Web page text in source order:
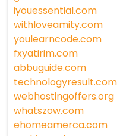
iyouessential.com
withloveamity.com
youlearncode.com
fxyatirim.com
abbuguide.com
technologyresult.com
webhostingoffers.org
whatszow.com
ehomeamerca.com